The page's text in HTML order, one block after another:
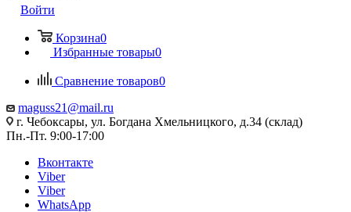
Войти
Корзина0
Избранные товары0
Сравнение товаров0
maguss21@mail.ru
г. Чебоксары, ул. Богдана Хмельницкого, д.34 (склад)
Пн.-Пт. 9:00-17:00
Вконтакте
Viber
Viber
WhatsApp